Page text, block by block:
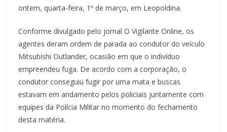
ontem, quarta-feira, 1º de março, em Leopoldina.
Conforme divulgado pelo jornal O Vigilante Online, os
agentes deram ordem de parada ao condutor do veículo
Mitsubishi Outlander, ocasião em que o indivíduo
empreendeu fuga. De acordo com a corporação, o
condutor conseguiu fugir por uma mata e buscas
estavam em andamento pelos policiais juntamente com
equipes da Polícia Militar no momento do fechamento
desta matéria.